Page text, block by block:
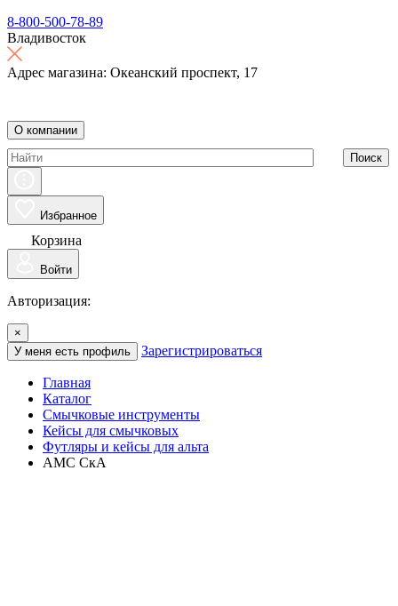
8-800-500-78-89
Владивосток
Адрес магазина: Океанский проспект, 17
О компании
Поиск
Избранное
Корзина
Войти
Авторизация:
×
У меня есть профиль
Зарегистрироваться
Главная
Каталог
Смычковые инструменты
Кейсы для смычковых
Футляры и кейсы для альта
AMC СкА